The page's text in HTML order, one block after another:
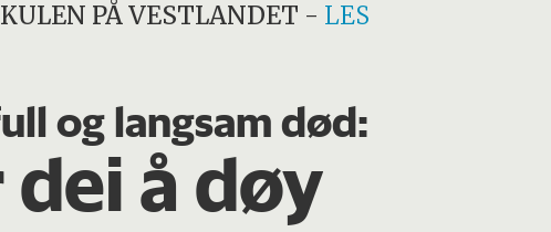
PÅ VESTLANDET - LES
og langsam død:
å døy